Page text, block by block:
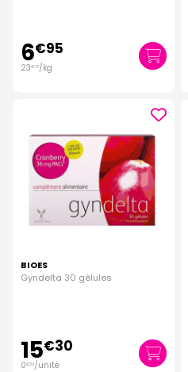
6€95
23€ 17/kg
BIOES
Gyndelta 30 gélules
15€30
0€51/unité